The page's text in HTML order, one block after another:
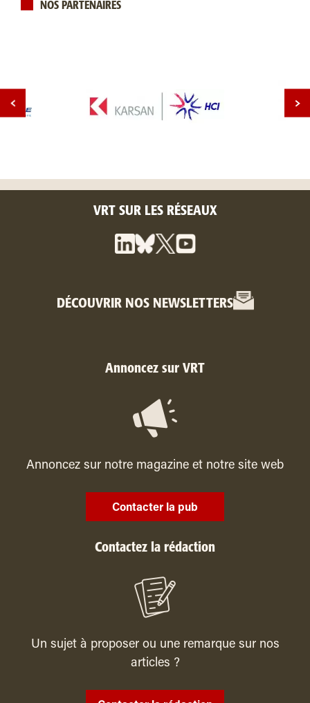
NOS PARTENAIRES
VRT SUR LES RÉSEAUX
DÉCOUVRIR NOS NEWSLETTERS
Annoncez sur VRT
Annoncez sur notre magazine et notre site web
Contacter la pub
Contactez la rédaction
Un sujet à proposer ou une remarque sur nos
articles ?